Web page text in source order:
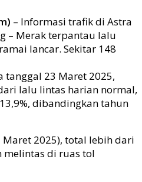
– Informasi trafik di Astra
– Merak terpantau lalu
lancar. Sekitar 148
tanggal 23 Maret 2025,
lalu lintas harian normal,
dibandingkan tahun
Maret 2025), total lebih dari
melintas di ruas tol